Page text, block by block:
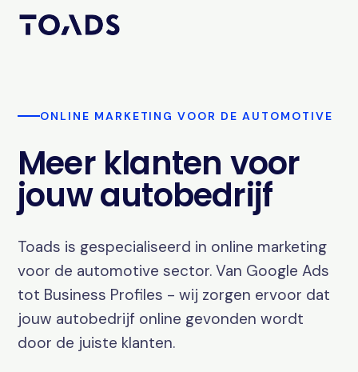
ONLINE MARKETING VOOR DE AUTOMOTIVE
Meer klanten voor
jouw autobedrijf
Toads is gespecialiseerd in online marketing
voor de automotive sector. Van Google Ads
tot Business Profiles - wij zorgen ervoor dat
jouw autobedrijf online gevonden wordt
door de juiste klanten.